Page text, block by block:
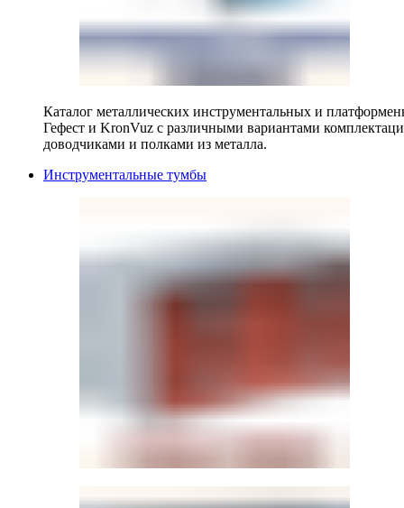
Каталог металлических инструментальных и
Гефест и KronVuz с различными вариантами
доводчиками и полками из металла.
Инструментальные тумбы